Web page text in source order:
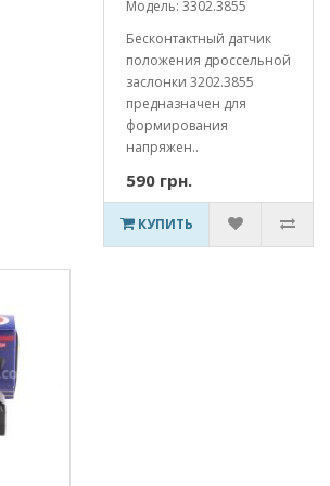
Модель: 3302.3855
Бесконтактный датчик
положения дроссельной
заслонки 3202.3855
предназначен для
формирования
напряжен..
590 грн.
КУПИТЬ